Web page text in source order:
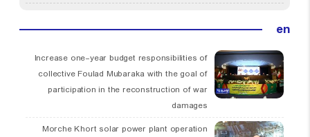
en
Increase one-year budget responsibilities of
collective Foulad Mubaraka with the goal of
participation in the reconstruction of war
damages
Morche Khort solar power plant operation